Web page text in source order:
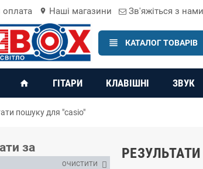
оплата location_on Наші магазини Зв'яжіться з нами
view_headline КАТАЛОГ ТОВАРІВ
home ГІТАРИ КЛАВІШНІ ЗВУК
пошуку для "casio"
за
ОЧИСТИТИ